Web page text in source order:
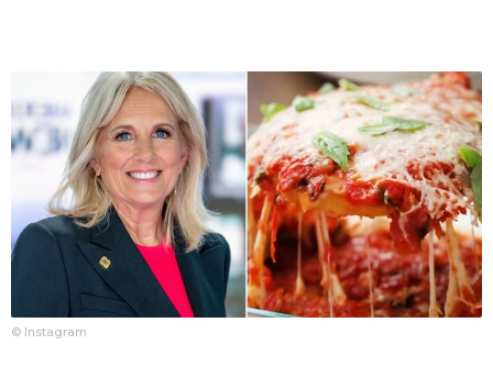
© Instagram